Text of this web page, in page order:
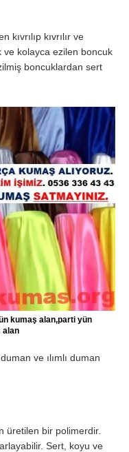
kıvrılır ve
ve kolayca ezilen boncuk
boncuklardan sert
kumaş alan,parti yün
alan
ve ılımlı duman
üretilen bir polimerdir.
Sert, koyu ve